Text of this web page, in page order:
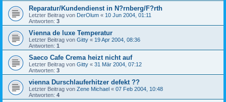
Reparatur/Kundendienst in N?rnberg/F?rth
Letzter Beitrag von DerOlum « 10 Jun 2004, 01:11
Antworten: 3
Vienna de luxe Temperatur
Letzter Beitrag von Gitty « 19 Apr 2004, 08:36
Antworten: 1
Saeco Cafe Crema heizt nicht auf
Letzter Beitrag von Gitty « 31 Mär 2004, 07:12
Antworten: 3
vienna Durschlauferhitzer defekt ??
Letzter Beitrag von Zene Michael « 07 Feb 2004, 10:48
Antworten: 4